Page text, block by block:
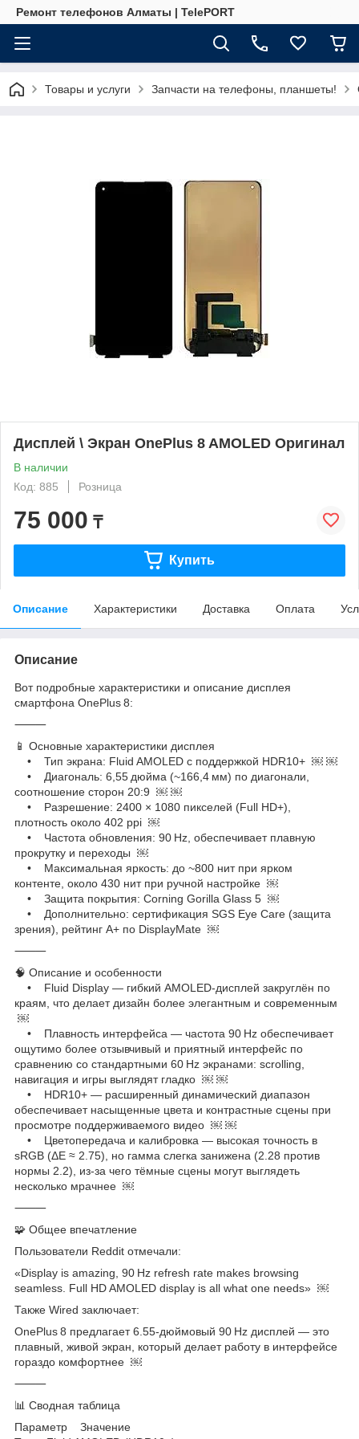
Ремонт телефонов Алматы | TelePORT
Товары и услуги Запчасти на телефоны, планшеты!
Дисплей \ Экран OnePlus 8 AMOLED Оригинал
В наличии
Код: 885
Розница
75 000 ₸
Купить
Описание Характеристики Доставка Оплата
Описание
Вот подробные характеристики и описание дисплея
смартфона OnePlus 8:
⸻
📱 Основные характеристики дисплея
• Тип экрана: Fluid AMOLED с поддержкой HDR10+ ￼ ￼
• Диагональ: 6,55 дюйма (~166,4 мм) по диагонали,
соотношение сторон 20:9 ￼ ￼
• Разрешение: 2400 × 1080 пикселей (Full HD+),
плотность около 402 ppi ￼
• Частота обновления: 90 Hz, обеспечивает плавную
прокрутку и переходы ￼
• Максимальная яркость: до ~800 нит при ярком
контенте, около 430 нит при ручной настройке ￼
• Защита покрытия: Corning Gorilla Glass 5 ￼
• Дополнительно: сертификация SGS Eye Care (защита
зрения), рейтинг A+ по DisplayMate ￼
⸻
🧠 Описание и особенности
• Fluid Display — гибкий AMOLED-дисплей закруглён по
краям, что делает дизайн более элегантным и современным
￼
• Плавность интерфейса — частота 90 Hz обеспечивает
ощутимо более отзывчивый и приятный интерфейс по
сравнению со стандартными 60 Hz экранами: scrolling,
навигация и игры выглядят гладко ￼ ￼
• HDR10+ — расширенный динамический диапазон
обеспечивает насыщенные цвета и контрастные сцены при
просмотре поддерживаемого видео ￼ ￼
• Цветопередача и калибровка — высокая точность в
sRGB (ΔE ≈ 2.75), но гамма слегка занижена (2.28 против
нормы 2.2), из-за чего тёмные сцены могут выглядеть
несколько мрачнее ￼
⸻
🧩 Общее впечатление
Пользователи Reddit отмечали:
«Display is amazing, 90 Hz refresh rate makes browsing
seamless. Full HD AMOLED display is all what one needs» ￼
Также Wired заключает:
OnePlus 8 предлагает 6.55‑дюймовый 90 Hz дисплей — это
плавный, живой экран, который делает работу в интерфейсе
гораздо комфортнее ￼
⸻
📊 Сводная таблица
Параметр Значение